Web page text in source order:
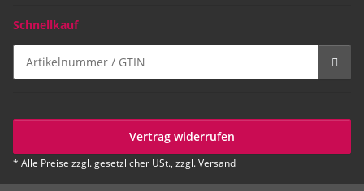
Schnellkauf
Vertrag widerrufen
* Alle Preise zzgl. gesetzlicher USt., zzgl.Versand